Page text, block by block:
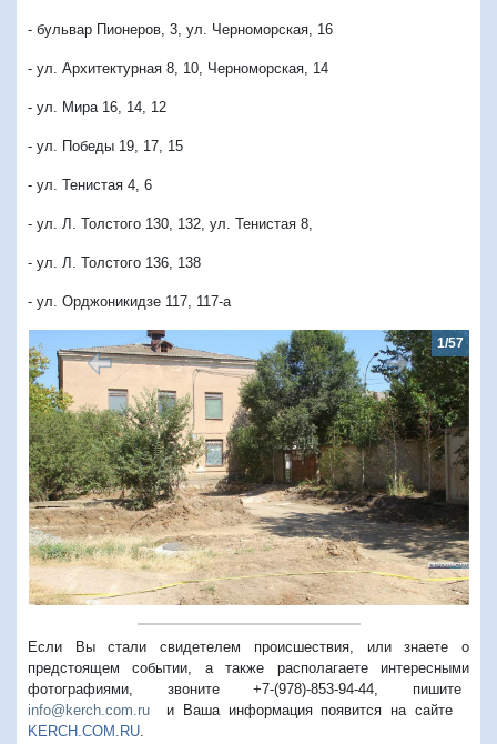
- бульвар Пионеров, 3, ул. Черноморская, 16
- ул. Архитектурная 8, 10, Черноморская, 14
- ул. Мира 16, 14, 12
- ул. Победы 19, 17, 15
- ул. Тенистая 4, 6
- ул. Л. Толстого 130, 132, ул. Тенистая 8,
- ул. Л. Толстого 136, 138
- ул. Орджоникидзе 117, 117-а
1/57
Предыдущий
Если Вы стали свидетелем происшествия, или знаете о
предстоящем событии, а также располагаете интересными
фотографиями, звоните +7-(978)-853-94-44, пишите
info@kerch.com.ru и Ваша информация появится на сайте
KERCH.COM.RU.